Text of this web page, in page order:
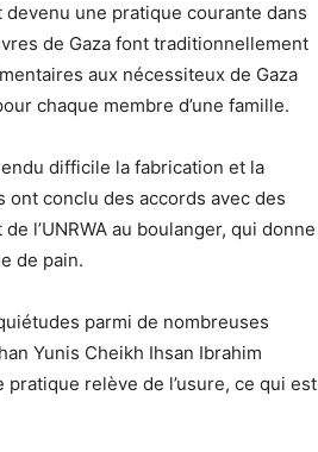
devenu une pratique courante dans
de Gaza font traditionnellement
aux nécessiteux de Gaza
chaque membre d’une famille.
difficile la fabrication et la
ont conclu des accords avec des
l’UNRWA au boulanger, qui donne
de pain.
parmi de nombreuses
Yunis Cheikh Ihsan Ibrahim
relève de l’usure, ce qui est